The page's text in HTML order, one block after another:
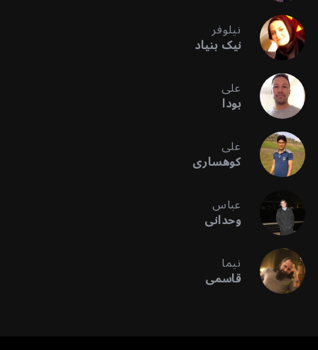
نیلوفر
نیک بنیاد
علی
بودا
علی
کوهساری
عباس
وحدانی
نیما
قاسمی